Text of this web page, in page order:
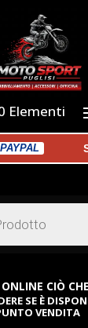
Elementi
CIÒ
SE È
VENDITA